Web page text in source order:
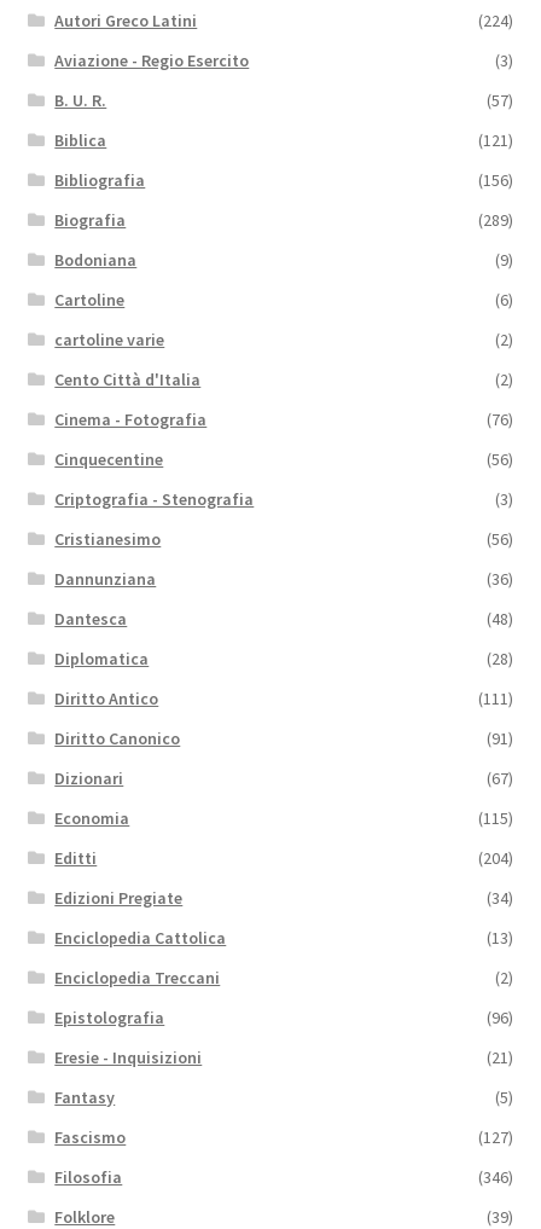
Autori Greco Latini
(224)
Aviazione - Regio Esercito
(3)
B. U. R.
(57)
Biblica
(121)
Bibliografia
(156)
Biografia
(289)
Bodoniana
(9)
Cartoline
(6)
cartoline varie
(2)
Cento Città d'Italia
(2)
Cinema - Fotografia
(76)
Cinquecentine
(56)
Criptografia - Stenografia
(3)
Cristianesimo
(56)
Dannunziana
(36)
Dantesca
(48)
Diplomatica
(28)
Diritto Antico
(111)
Diritto Canonico
(91)
Dizionari
(67)
Economia
(115)
Editti
(204)
Edizioni Pregiate
(34)
Enciclopedia Cattolica
(13)
Enciclopedia Treccani
(2)
Epistolografia
(96)
Eresie - Inquisizioni
(21)
Fantasy
(5)
Fascismo
(127)
Filosofia
(346)
Folklore
(39)